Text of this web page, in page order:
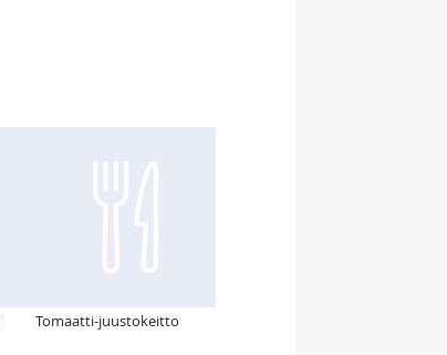
Tomaatti-juustokeitto